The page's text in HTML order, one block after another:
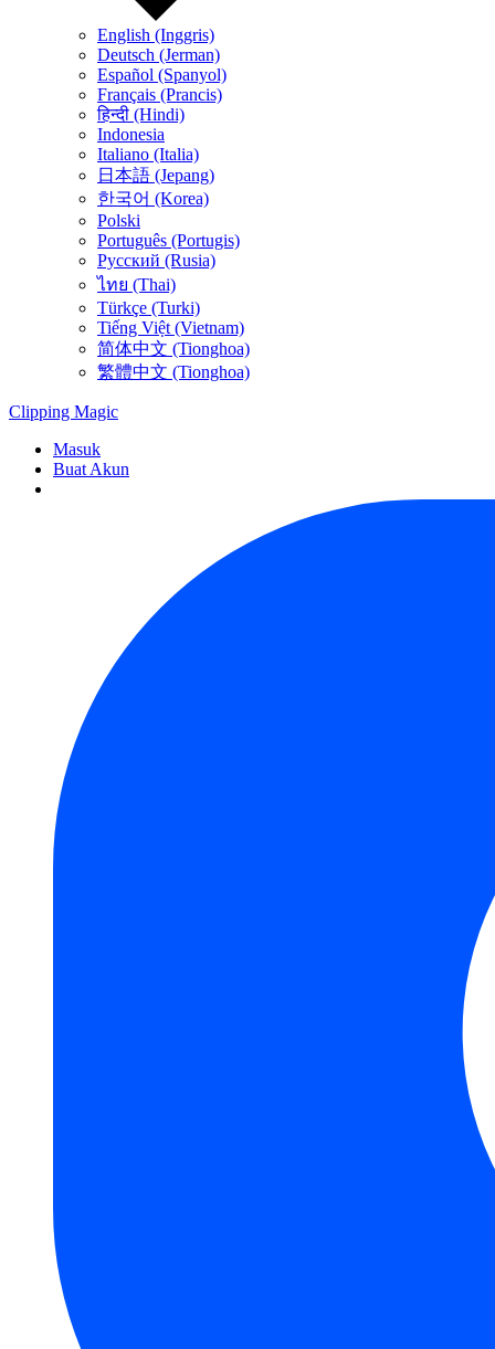
English (Inggris)
Deutsch (Jerman)
Español (Spanyol)
Français (Prancis)
हिन्दी (Hindi)
Indonesia
Italiano (Italia)
日本語 (Jepang)
한국어 (Korea)
Polski
Português (Portugis)
Русский (Rusia)
ไทย (Thai)
Türkçe (Turki)
Tiếng Việt (Vietnam)
简体中文 (Tionghoa)
繁體中文 (Tionghoa)
Clipping Magic
Masuk
Buat Akun